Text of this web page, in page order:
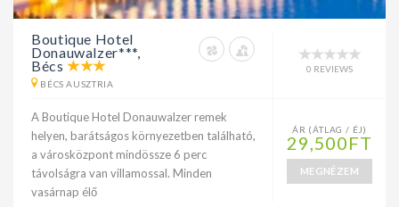
Boutique Hotel
Donauwalzer***,
Bécs
BÉCS AUSZTRIA
0 REVIEWS
A Boutique Hotel Donauwalzer remek
helyen, barátságos környezetben található,
a városközpont mindössze 6 perc
távolságra van villamossal. Minden
vasárnap élő
ÁR (ÁTLAG / ÉJ)
29,500FT
MEGNÉZEM